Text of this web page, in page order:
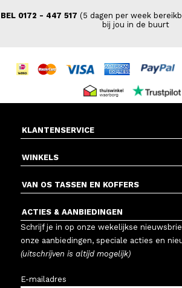
BEL 0172 - 447 517 (5 dagen per week
bij jou in de buurt
KLANTENSERVICE
WINKELS
VAN OS TASSEN EN KOFFERS
ACTIES & AANBIEDINGEN
Schrijf je in op onze wekelijkse
onze aanbiedingen, speciale acties en
(uitschrijven is altijd mogelijk)
E-mailadres